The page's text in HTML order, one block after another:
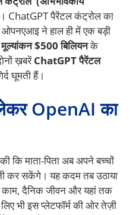
ChatGPT पैरेंटल कंट्रोल का
ने हाल ही में एक बड़ी
मूल्यांकन $500 बिलियनके
ख़बरेंChatGPT पैरेंटल
घूमती हैं।
लेकर OpenAI का
कि माता-पिता अब अपने बच्चों
कर सकेंगे। यह कदम तब उठाया
दैनिक जीवन और यहां तक
भी इस प्लेटफॉर्म की ओर तेज़ी